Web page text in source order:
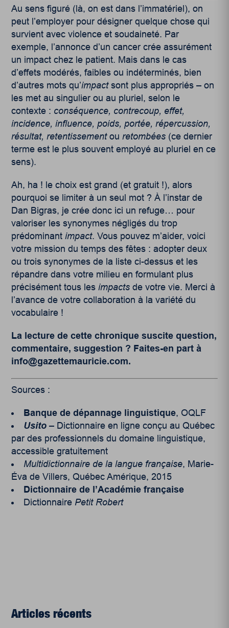
Au sens figuré (là, on est dans l’immatériel), on
peut l’employer pour désigner quelque chose qui
survient avec violence et soudaineté. Par
exemple, l’annonce d’un cancer crée assurément
un impact chez le patient. Mais dans le cas
d’effets modérés, faibles ou indéterminés, bien
d’autres mots qu’impactsont plus appropriés – on
les met au singulier ou au pluriel, selon le
contexte : conséquence, contrecoup, effet,
incidence, influence, poids, portée, répercussion,
résultat, retentissementou retombées (ce dernier
terme est le plus souvent employé au pluriel en ce
sens).
Ah, ha ! le choix est grand (et gratuit !), alors
pourquoi se limiter à un seul mot ? À l’instar de
Dan Bigras, je crée donc ici un refuge… pour
valoriser les synonymes négligés du trop
prédominantimpact. Vous pouvez m’aider, voici
votre mission du temps des fêtes : adopter deux
ou trois synonymes de la liste ci-dessus et les
répandre dans votre milieu en formulant plus
précisément tous lesimpacts de votre vie. Merci à
l’avance de votre collaboration à la variété du
vocabulaire !
La lecture de cette chronique suscite question,
commentaire, suggestion ? Faites-en part à
info@gazettemauricie.com.
Sources :
Banque de dépannage linguistique, OQLF
Usito – Dictionnaire en ligne conçu au Québec
par des professionnels du domaine linguistique,
accessible gratuitement
Multidictionnaire de la langue française, Marie-
Éva de Villers, Québec Amérique, 2015
Dictionnaire de l’Académie française
Dictionnaire Petit Robert
Articles récents